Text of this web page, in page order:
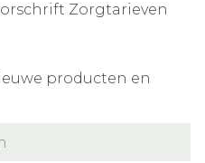
Zorgtarieven
producten en